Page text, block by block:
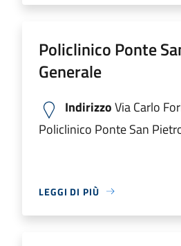
Policlinico Ponte
Generale
IndirizzoVia Carlo
Policlinico Ponte San
LEGGI DI PIÙ